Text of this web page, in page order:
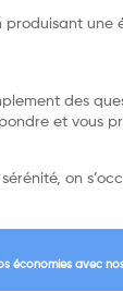
produisant une
des
et vous
on
économies avec